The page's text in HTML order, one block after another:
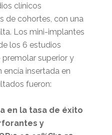
clínicos
de cohortes, con una
Los mini-implantes
los 6 estudios
superior y
encía insertada en
fueron:
en la tasa de éxito
y